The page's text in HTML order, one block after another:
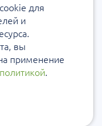
для
и
вы
применение
политикой.